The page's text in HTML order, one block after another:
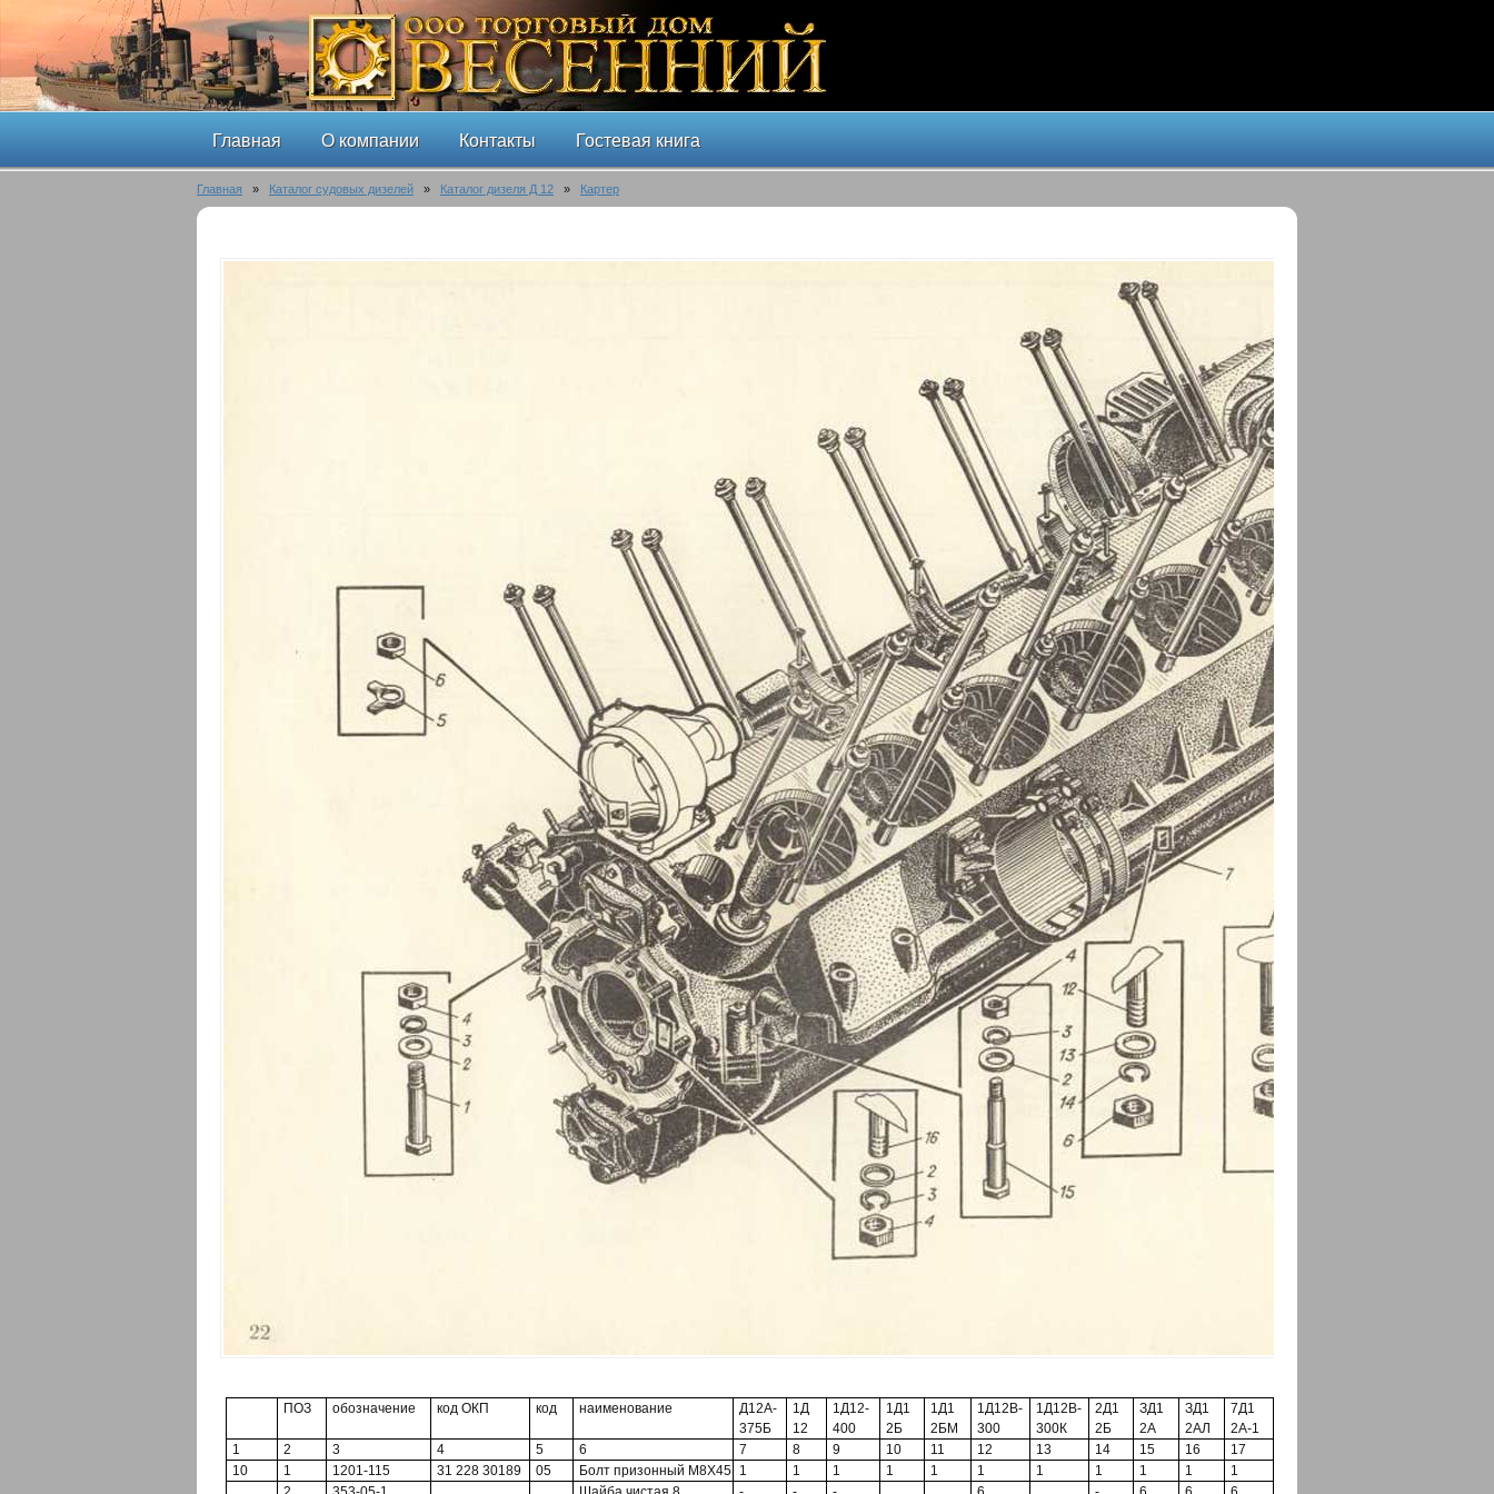
Главная О компании Контакты Гостевая книга
Главная » Каталог судовых дизелей » Каталог дизеля Д 12 » Картер
ПОЗ обозначение код ОКП код наименование
Д12А-
375Б
1Д
12
1Д12-
400
1Д1
2Б
1Д1
2БМ
1Д12В-
300
1Д12В-
300К
2Д1
2Б
ЗД1
2А
ЗД1
2АЛ
7Д1
2А-1
1
2 3 4 5 6 7 8 9 10 11 12 13 14 15 16
17
10
1 1201-115 31 228 30189 05 Болт призонный М8Х45 1 1 1 1 1 1 1 1 1 1
1